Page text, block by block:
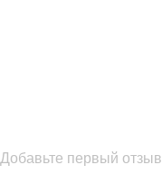
Добавьте первый отзыв